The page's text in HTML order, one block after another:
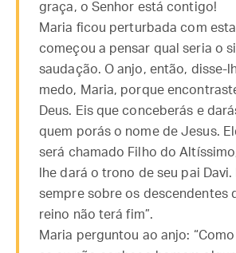
graça, o Senhor está contigo!
Maria ficou perturbada com
começou a pensar qual seria o
saudação. O anjo, então, disse-
medo, Maria, porque
Deus. Eis que conceberás e
quem porás o nome de Jesus.
será chamado Filho do
lhe dará o trono de seu pai
sempre sobre os descendentes
reino não terá fim”.
Maria perguntou ao anjo: